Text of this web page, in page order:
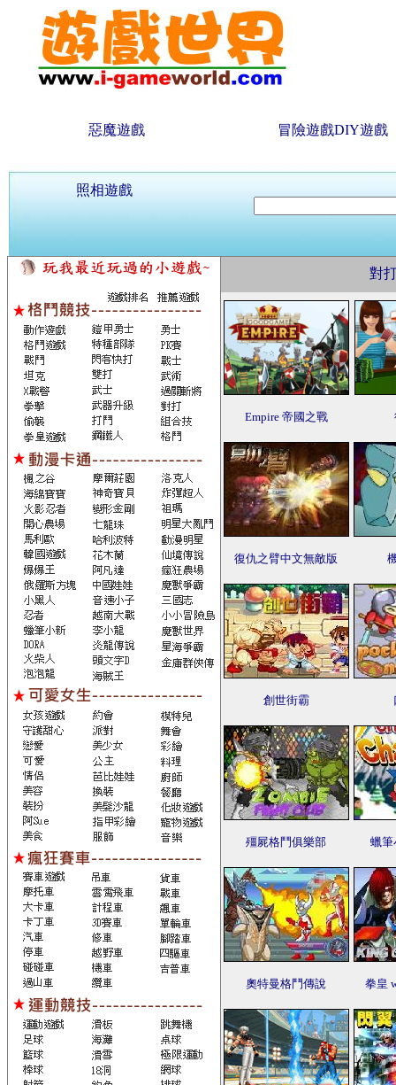
惡魔遊戲 冒險遊戲DIY遊戲
照相遊戲
對
Empire 帝國之戰
復仇之臂中文無敵版
創世街霸
殭屍格鬥俱樂部 蠟筆
奧特曼格鬥傳說 拳皇